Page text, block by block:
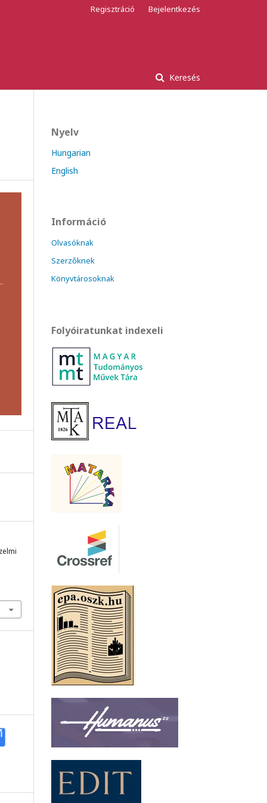
Keresés
Regisztráció Bejelentkezés
Nyelv
Hungarian
English
Információ
Olvasóknak
Szerzőknek
Könyvtárosoknak
Folyóiratunkat indexeli